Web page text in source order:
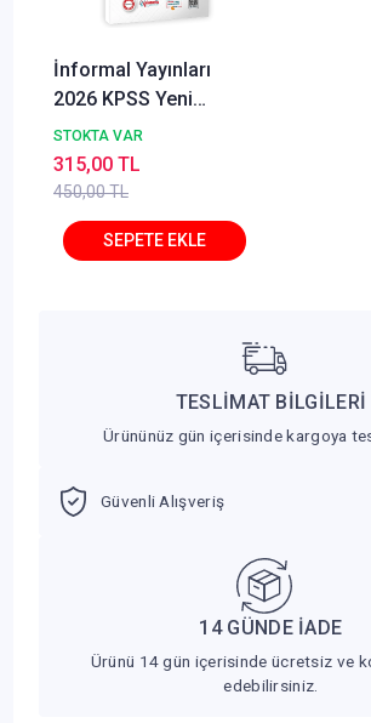
İnformal Yayınları
2026 KPSS Yeni
Sistem Anamorfik
Matematik Özgün
Soru Bankası Konu
Konu Dijital Çözümlü
STOKTA VAR
450,00 TL
315,00 TL
TESLİMAT BİLGİLERİ
Ürününüz gün içerisinde kargoya
Güvenli Alışveriş
14 GÜNDE İADE
Ürünü 14 gün içerisinde ücretsiz ve
edebilirsiniz.